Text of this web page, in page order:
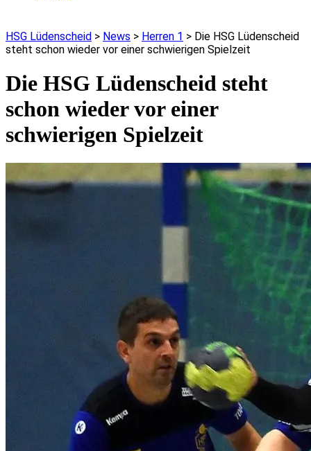
HSG Lüdenscheid > News > Herren 1 > Die HSG Lüdenscheid
steht schon wieder vor einer schwierigen Spielzeit
Die HSG Lüdenscheid steht
schon wieder vor einer
schwierigen Spielzeit